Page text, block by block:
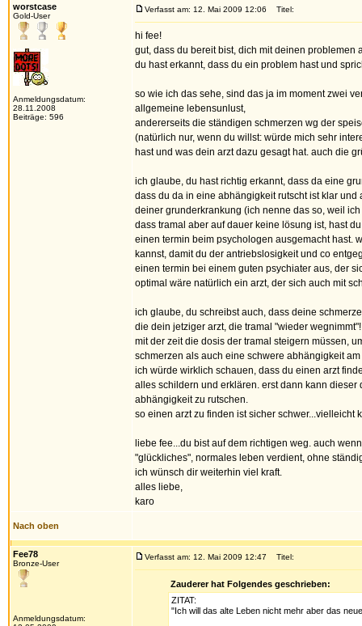
worstcase
Gold-User
Anmeldungsdatum:
28.11.2008
Beiträge: 596
Verfasst am: 12. Mai 2009 12:06 Titel:
hi fee!
gut, dass du bereit bist, dich mit deinen
du hast erkannt, dass du ein problem hast und
so wie ich das sehe, sind das ja im moment zwei
allgemeine lebensunlust,
andererseits die ständigen schmerzen wg der
(natürlich nur, wenn du willst: würde mich sehr
hast und was dein arzt dazu gesagt hat. auch die
ich glaube, du hast richtig erkannt, dass da eine
dass du da in eine abhängigkeit rutscht ist klar
deiner grunderkrankung (ich nenne das so, weil
dass tramal aber auf dauer keine lösung ist, hast
einen termin beim psychologen ausgemacht hast.
kannst, damit du der antriebslosigkeit und co
einen termin bei einem guten psychiater aus, der
optimal wäre natürlich ein arzt, der sich auch mit
ich glaube, du schreibst auch, dass deine
die dein jetziger arzt, die tramal "wieder
mit der zeit die dosis der tramal steigern müssen,
schmerzen als auch eine schwere abhängigkeit
ich würde wirklich schauen, dass du einen arzt
alles schildern und erklären. erst dann kann
abhängigkeit zu rutschen.
so einen arzt zu finden ist sicher
liebe fee...du bist auf dem richtigen weg. auch
"glückliches", normales leben verdient, ohne
ich wünsch dir weiterhin viel kraft.
alles liebe,
karo
Nach oben
Fee78
Bronze-User
Anmeldungsdatum:
Verfasst am: 12. Mai 2009 12:47 Titel:
Zauderer hat Folgendes geschrieben:
ZITAT:
"Ich will das alte Leben nicht mehr aber das